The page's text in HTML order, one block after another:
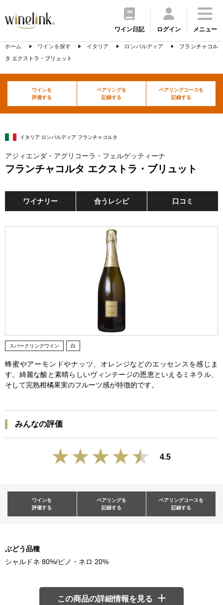
ワイン日記 ログイン メニュー
ホーム ワインを探す イタリア ロンバルディア
フランチャコル
タ エクストラ・ブリュット
ワインを
評価する
ペアリングを
記録する
ペアリングコースを
記録する
イタリア ロンバルディア フランチャコルタ
アジィエンダ・アグリコーラ・フェルゲッティーナ
フランチャコルタ エクストラ・ブリュット
ワイナリー 合うレシピ 口コミ
スパークリングワイン 白
蜂蜜やアーモンドやナッツ、オレンジなどのエッセンスを感じま
す。綺麗な酸と素晴らしいヴィンテージの恩恵といえるミネラル、
そして完熟柑橘果実のフルーツ感が特徴的です。
みんなの評価
4.5
ワインを
評価する
ペアリングを
記録する
ペアリングコースを
記録する
ぶどう品種
シャルドネ 80%/ピノ・ネロ 20%
この商品の詳細情報を見る